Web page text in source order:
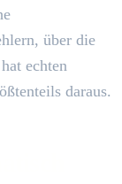
über die
echten
daraus.